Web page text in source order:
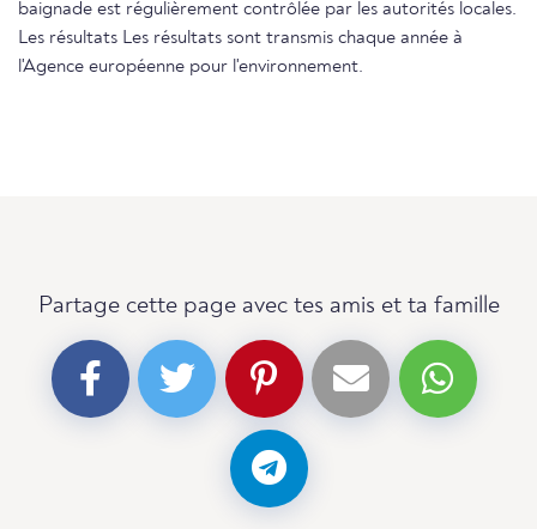
baignade est régulièrement contrôlée par les autorités locales.
Les résultats Les résultats sont transmis chaque année à
l'Agence européenne pour l'environnement.
Partage cette page avec tes amis et ta famille